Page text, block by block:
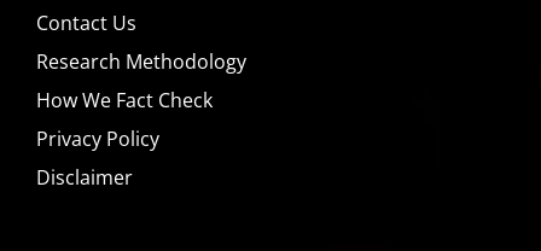
Contact Us
Research Methodology
How We Fact Check
Privacy Policy
Disclaimer